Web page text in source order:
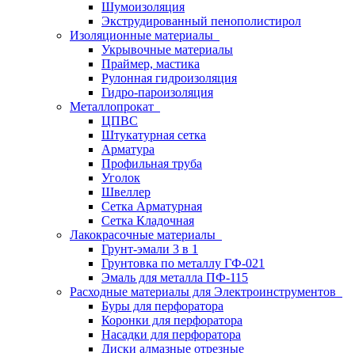
Шумоизоляция
Экструдированный пенополистирол
Изоляционные материалы
Укрывочные материалы
Праймер, мастика
Рулонная гидроизоляция
Гидро-пароизоляция
Металлопрокат
ЦПВС
Штукатурная сетка
Арматура
Профильная труба
Уголок
Швеллер
Сетка Арматурная
Сетка Кладочная
Лакокрасочные материалы
Грунт-эмали 3 в 1
Грунтовка по металлу ГФ-021
Эмаль для металла ПФ-115
Расходные материалы для Электроинструментов
Буры для перфоратора
Коронки для перфоратора
Насадки для перфоратора
Диски алмазные отрезные